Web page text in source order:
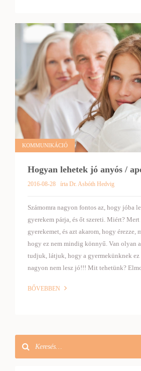
KOMMUNIKÁCIÓ
Hogyan lehetek jó anyós /
2016-08-28 írta Dr. Asbóth Hedvig
Számomra nagyon fontos az, hogy jóba
gyerekem párja, és őt szereti. Miért? Mert
gyerekemet, és azt akarom, hogy érezze,
hogy ez nem mindig könnyű. Van olyan
tudjuk, látjuk, hogy a gyermekünknek ez
nagyon nem lesz jó!!! Mit tehetünk?
BŐVEBBEN